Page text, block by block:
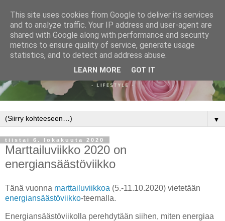
▼
tiistai 6. lokakuuta 2020
Marttailuviikko 2020 on
energiansäästöviikko
Tänä vuonna marttailuviikkoa (5.-11.10.2020) vietetään
energiansäästöviikko-teemalla.
Energiansäästöviikolla perehdytään siihen, miten energiaa
This site uses cookies from Google to deliver its services
and to analyze traffic. Your IP address and user-agent are
shared with Google along with performance and security
metrics to ensure quality of service, generate usage
statistics, and to detect and address abuse.
LEARN MORE GOT IT